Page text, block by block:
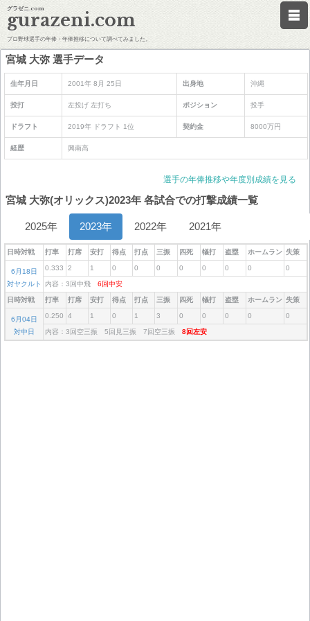
グラゼニ.com
gurazeni.com
プロ野球選手の年俸・年俸推移について調べてみました。
宮城 大弥 選手データ
生年月日 2001年 8月 25日 出身地 沖縄
投打 左投げ 左打ち ポジション 投手
ドラフト 2019年 ドラフト 1位 契約金 8000万円
経歴 興南高
選手の年俸推移や年度別成績を見る
宮城 大弥(オリックス)2023年 各試合での打撃成績一覧
2025年 2023年 2022年 2021年
日時対戦 打率 打席 安打 得点 打点 三振 四死 犠打 盗塁 ホームラン 失策
6月18日
対ヤクルト
0.333 2 1 0 0 0 0 0 0 0 0
内容：3回中飛 6回中安
日時対戦 打率 打席 安打 得点 打点 三振 四死 犠打 盗塁 ホームラン 失策
6月04日
対中日
0.250 4 1 0 1 3 0 0 0 0 0
内容：3回空三振 5回見三振 7回空三振 8回左安